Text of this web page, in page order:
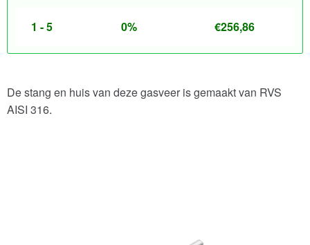
1 - 5 0% €256,86
De stang en huis van deze gasveer is gemaakt van RVS
AISI 316.